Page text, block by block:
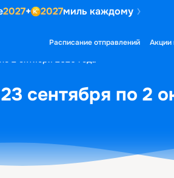
2027+ 2027миль каждому
Расписание отправлений Акции
2 октября 2026 года
сентября по 2